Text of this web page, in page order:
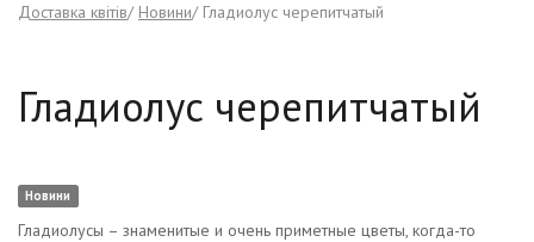
Доставка квітів Новини Гладиолус черепитчатый
Гладиолус черепитчатый
Новини
Гладиолусы – знаменитые и очень приметные цветы, когда-то